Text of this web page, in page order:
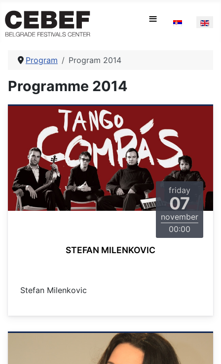
≡
Program Program 2014
Programme 2014
friday
07
november
00:00
STEFAN MILENKOVIC
Stefan Milenkovic